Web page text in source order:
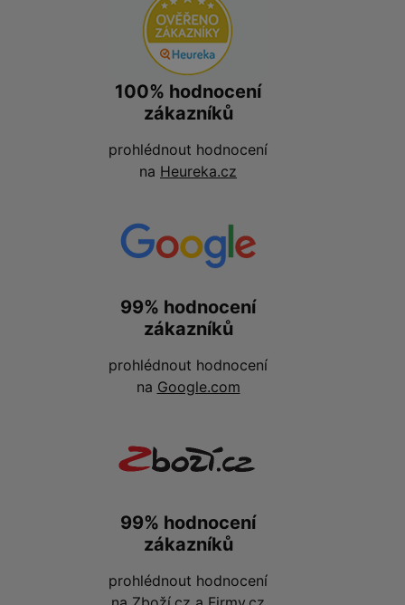
100% hodnocení
zákazníků
prohlédnout hodnocení
na Heureka.cz
99% hodnocení
zákazníků
prohlédnout hodnocení
na Google.com
99% hodnocení
zákazníků
prohlédnout hodnocení